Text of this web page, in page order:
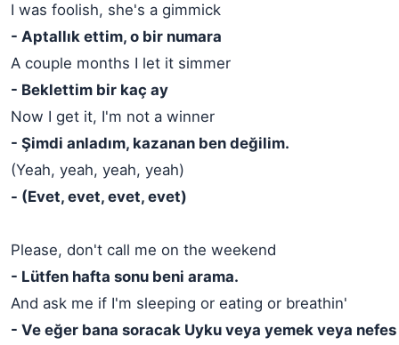
I was foolish, she's a gimmick
- Aptallık ettim, o bir numara
A couple months I let it simmer
- Beklettim bir kaç ay
Now I get it, I'm not a winner
- Şimdi anladım, kazanan ben değilim.
(Yeah, yeah, yeah, yeah)
- (Evet, evet, evet, evet)
Please, don't call me on the weekend
- Lütfen hafta sonu beni arama.
And ask me if I'm sleeping or eating or breathin'
- Ve eğer bana soracak Uyku veya yemek veya nefes